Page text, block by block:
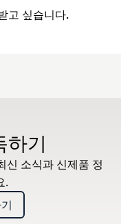
고 싶습니다.
하기
신 소식과 신제품 정
.